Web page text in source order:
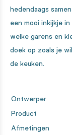
hedendaags
een mooi inkijkje
welke garens en
doek op zoals je
de keuken.
Ontwerper
Product
Afmetingen